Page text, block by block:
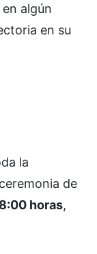
algún
en su
la
de
horas,